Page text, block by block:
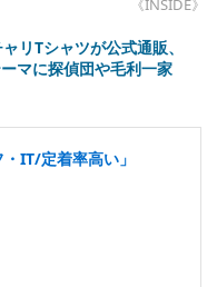
《INSIDE》
リTシャツが公式通販、
マに探偵団や毛利一家
IT/定着率高い」